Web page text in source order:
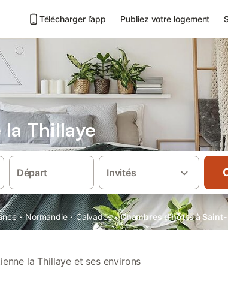
Télécharger l’app Publiez votre logement
Thillaye
Départ Invités
· Normandie · Calvados · Chambres d’hôtes à
la Thillaye et ses environs